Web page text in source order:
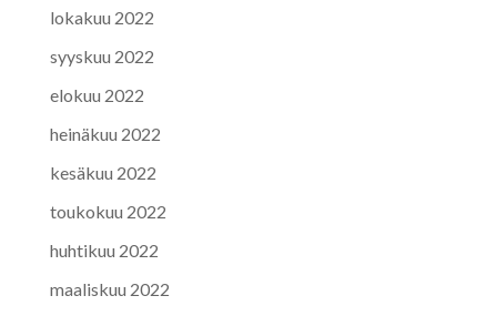
lokakuu 2022
syyskuu 2022
elokuu 2022
heinäkuu 2022
kesäkuu 2022
toukokuu 2022
huhtikuu 2022
maaliskuu 2022